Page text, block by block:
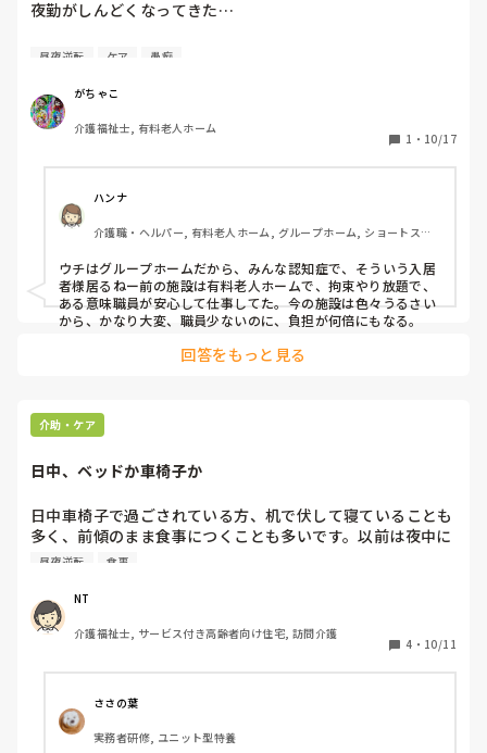
夜勤がしんどくなってきた…
新入居の入居者…昼夜逆転どころか眠剤使っても終日寝な
立つ！！立つ！！！
超低床ベッドに臥床させてもサイドレールに掴まって立つ！
布団対応にしてもフリーで立てる！！
各フロア１人ずつしかいないから基本自分のフロアは１人で
排泄ラウンドするけど
車椅子で連れ歩いたってすぐに立つからケアにはいれない…
施設の方針が誰でも受け入れる～入れたらケアに丸投げ…
しんどい。
昼夜逆転 ケア 愚痴
がちゃこ
介護福祉士, 有料老人ホーム
1 ・ 10/17
ハンナ
介護職・ヘルパー, 有料老人ホーム, グループホーム, ショートステ
ウチはグループホームだから、みんな認知症で、そういう入居
者様居るねー前の施設は有料老人ホームで、拘束やり放題で、
ある意味職員が安心して仕事してた。今の施設は色々うるさい
から、かなり大変、職員少ないのに、負担が何倍にもなる。
回答をもっと見る
介助・ケア
日中、ベッドか車椅子か
日中車椅子で過ごされている方、机で伏して寝ていることも
多く、前傾のまま食事につくことも多いです。以前は夜中に
起きることが多く、昼夜逆転しないためにもベッドへの臥床
て、机で寝ることも多いので、日中に寝る時間を増やしても
いいのかなと思い始めました。その方が食事の姿勢も良さそ
うです。
みなさん、日中車椅子で過ごされる方がベッドに行った方が
いいと介護者側で判断する差にはどのようなものがあります
か？
昼夜逆転 食事
NT
介護福祉士, サービス付き高齢者向け住宅, 訪問介護
4 ・ 10/11
ささの葉
実務者研修, ユニット型特養